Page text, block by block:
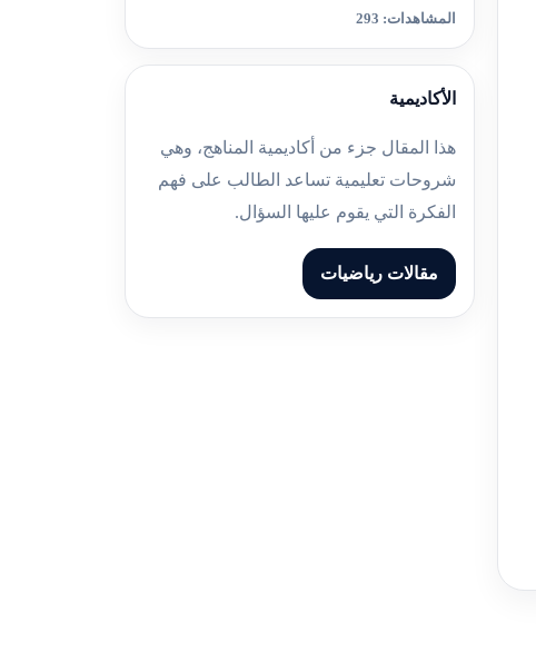
المشاهدات: 293
الأكاديمية
هذا المقال جزء من أكاديمية المناهج، وهي
شروحات تعليمية تساعد الطالب على فهم
الفكرة التي يقوم عليها السؤال.
مقالات رياضيات